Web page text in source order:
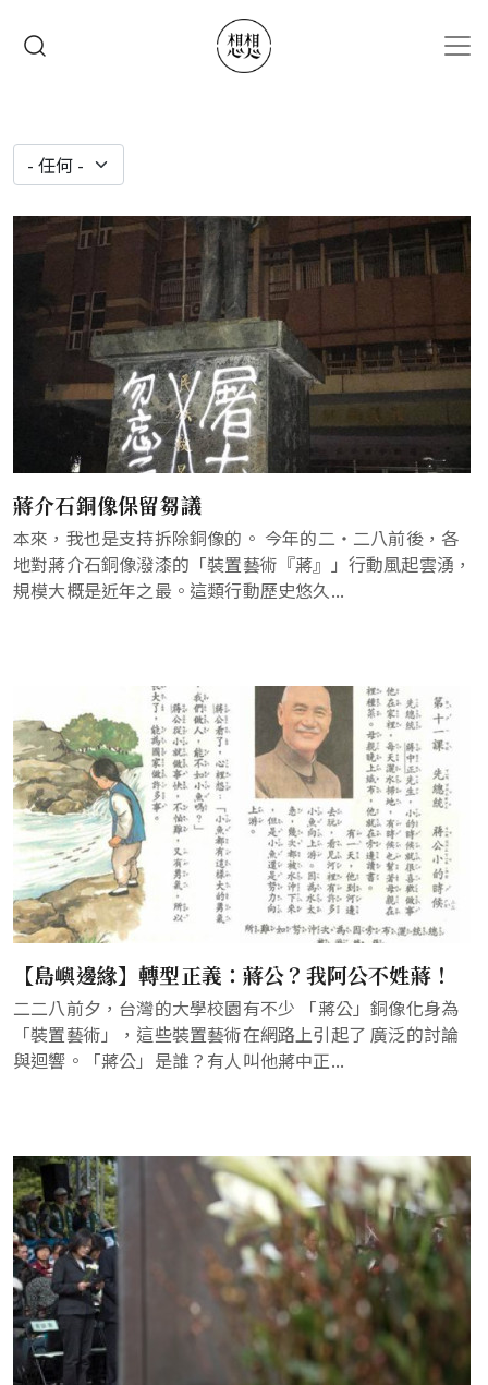
蔣介石銅像保留芻議
本來，我也是支持拆除銅像的。 今年的二・二八前後，各
地對蔣介石銅像潑漆的「裝置藝術『蔣』」行動風起雲湧，
規模大概是近年之最。這類行動歷史悠久...
【島嶼邊緣】轉型正義：蔣公？我阿公不姓蔣！
二二八前夕，台灣的大學校園有不少 「蔣公」銅像化身為
「裝置藝術」，這些裝置藝術在網路上引起了 廣泛的討論
與迴響。「蔣公」是誰？有人叫他蔣中正...